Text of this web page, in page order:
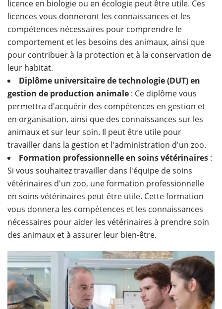
licence en biologie ou en écologie peut être utile. Ces
licences vous donneront les connaissances et les
compétences nécessaires pour comprendre le
comportement et les besoins des animaux, ainsi que
pour contribuer à la protection et à la conservation de
leur habitat.
Diplôme universitaire de technologie (DUT) en
gestion de production animale : Ce diplôme vous
permettra d'acquérir des compétences en gestion et
en organisation, ainsi que des connaissances sur les
animaux et sur leur soin. Il peut être utile pour
travailler dans la gestion et l'administration d'un zoo.
Formation professionnelle en soins vétérinaires :
Si vous souhaitez travailler dans l'équipe de soins
vétérinaires d'un zoo, une formation professionnelle
en soins vétérinaires peut être utile. Cette formation
vous donnera les compétences et les connaissances
nécessaires pour aider les vétérinaires à prendre soin
des animaux et à assurer leur bien-être.